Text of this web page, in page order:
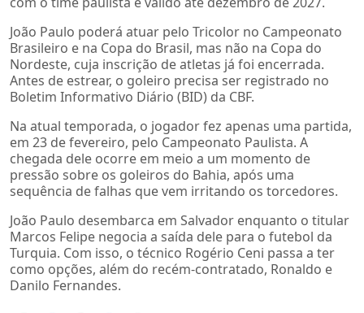
João Paulo poderá atuar pelo Tricolor no Campeonato
Brasileiro e na Copa do Brasil, mas não na Copa do
Nordeste, cuja inscrição de atletas já foi encerrada.
Antes de estrear, o goleiro precisa ser registrado no
Boletim Informativo Diário (BID) da CBF.
Na atual temporada, o jogador fez apenas uma partida,
em 23 de fevereiro, pelo Campeonato Paulista. A
chegada dele ocorre em meio a um momento de
pressão sobre os goleiros do Bahia, após uma
sequência de falhas que vem irritando os torcedores.
João Paulo desembarca em Salvador enquanto o titular
Marcos Felipe negocia a saída dele para o futebol da
Turquia. Com isso, o técnico Rogério Ceni passa a ter
como opções, além do recém-contratado, Ronaldo e
Danilo Fernandes.